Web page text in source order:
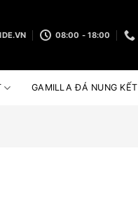
08:00 - 18:00
GAMILLA ĐÁ NUNG KẾT